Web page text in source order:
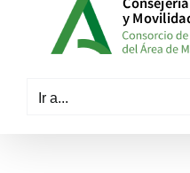
Ir a...